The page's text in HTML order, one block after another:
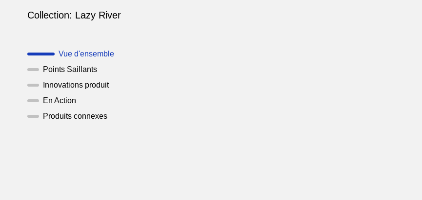
Collection: Lazy River
Vue d'ensemble
Points Saillants
Innovations produit
En Action
Produits connexes